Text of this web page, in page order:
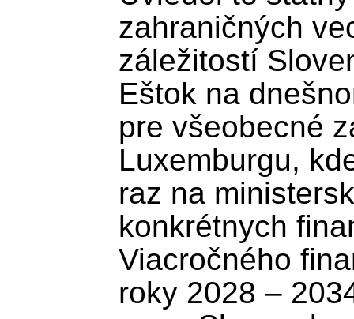
zahraničných
záležitostí
Eštok na
pre všeobecné
Luxemburgu,
raz na
konkrétnych
Viacročného
roky 2028 –